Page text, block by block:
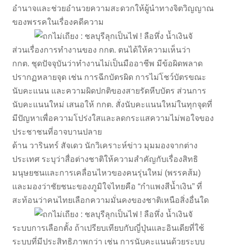
อำนาจและช่วยอำนวยความสะดวกให้ผู้นำทางจิตวิญญาณ
ของพรรคในเรื่องคดีความ
ส่วนเรื่องการทำงานของ กกต. ตนได้ให้ความเห็นว่า
กกต. ชุดปัจจุบันว่าทำงานไม่เป็นมืออาชีพ มีข้อผิดพลาด
ปรากฏหลายจุด เช่น การฉีกบัตรผิด การไม่โชว์บัตรขณะ
นับคะแนน และความผิดปกติของสายรัดหีบบัตร ส่วนการ
นับคะแนนใหม่ เสนอให้ กกต. สั่งนับคะแนนใหม่ในทุกจุดที่
มีปัญหาเพื่อความโปร่งใสและลดกระแสความไม่พอใจของ
ประชาชนที่อาจบานปลาย
ด้าน วารินทร์ สัจเดว นักวิเคราะห์ข่าว มุมมองจากต่าง
ประเทศ ระบุว่าสื่อต่างชาติให้ความสำคัญกับเรื่องสิทธิ
มนุษยชนและการเคลื่อนไหวของคนรุ่นใหม่ (พรรคส้ม)
และมองว่าชัยชนะของภูมิใจไทยคือ “กำแพงสีน้ำเงิน” ที่
สะท้อนว่าคนไทยเลือกความมั่นคงของชาติเหนือสิ่งอื่นใด
ระบบการเลือกตั้ง ถ้าเปรียบเทียบกับญี่ปุ่นและอินเดียที่ใช้
ระบบที่มีประสิทธิภาพกว่า เช่น การนับคะแนนด้วยระบบ